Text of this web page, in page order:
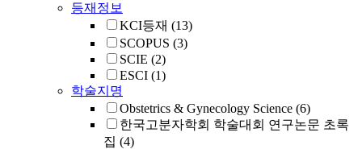
등재정보
KCI등재 (13)
SCOPUS (3)
SCIE (2)
ESCI (1)
학술지명
Obstetrics & Gynecology Science (6)
한국고분자학회 학술대회 연구논문 초록
집 (4)